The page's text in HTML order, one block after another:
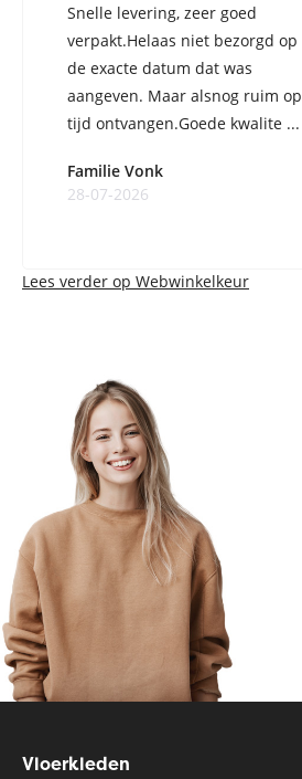
Snelle levering, zeer goed
verpakt.Helaas niet bezorgd op
de exacte datum dat was
aangeven. Maar alsnog ruim op
tijd ontvangen.Goede kwalite ...
Familie Vonk
28-07-2026
Lees verder op Webwinkelkeur
Vloerkleden